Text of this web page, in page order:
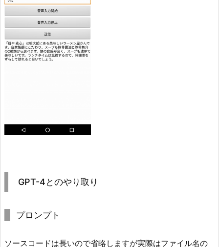
GPT-4とのやり取り
プロンプト
ソースコードは長いので省略しますが実際はファイル名の